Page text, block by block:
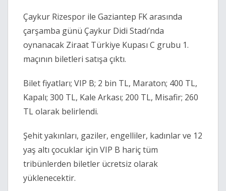
Çaykur Rizespor ile Gaziantep FK arasında
çarşamba günü Çaykur Didi Stadı’nda
oynanacak Ziraat Türkiye Kupası C grubu 1.
maçının biletleri satışa çıktı.
Bilet fiyatları; VIP B; 2 bin TL, Maraton; 400 TL,
Kapalı; 300 TL, Kale Arkası; 200 TL, Misafir; 260
TL olarak belirlendi.
Şehit yakınları, gaziler, engelliler, kadınlar ve 12
yaş altı çocuklar için VIP B hariç tüm
tribünlerden biletler ücretsiz olarak
yüklenecektir.